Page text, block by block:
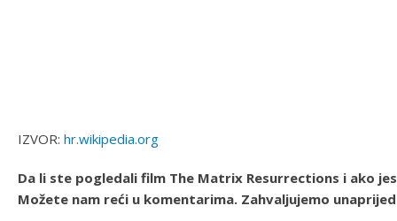
IZVOR: hr.wikipedia.org
Da li ste pogledali film The Matrix Resurrections i ako
Možete nam reći u komentarima. Zahvaljujemo